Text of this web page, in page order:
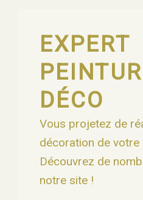
EXPERT
DÉCO
Vous projetez de
décoration de votre
Découvrez de
notre site !